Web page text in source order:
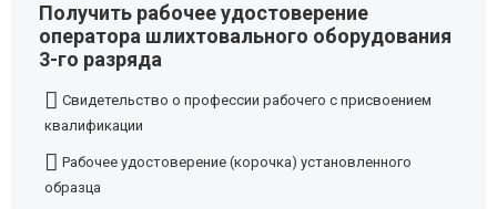
Получить рабочее удостоверение
оператора шлихтовального оборудования
3-го разряда
Свидетельство о профессии рабочего с присвоением
квалификации
Рабочее удостоверение (корочка) установленного
образца